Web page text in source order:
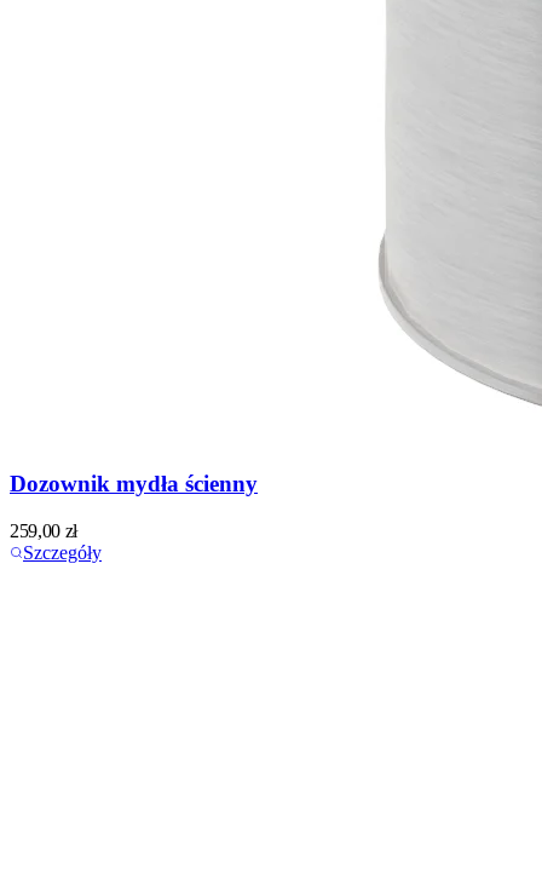
Dozownik mydła ścienny
259,00 zł
Szczegóły